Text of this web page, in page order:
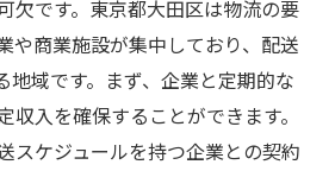
欠です。東京都大田区は物流の要
や商業施設が集中しており、配送
地域です。まず、企業と定期的な
収入を確保することができます。
スケジュールを持つ企業との契約